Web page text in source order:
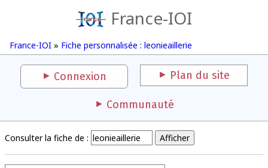
France-IOI
France-IOI » Fiche personnalisée : leonieaillerie
Connexion Plan du site
Communauté
Consulter la fiche de :